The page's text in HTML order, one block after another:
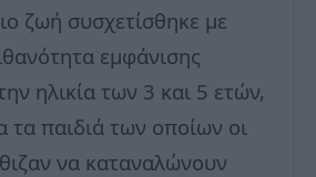
ζωή συσχετίσθηκε με
εμφάνισης
ηλικία των 3 και 5 ετών,
τα παιδιά των οποίων οι
να καταναλώνουν